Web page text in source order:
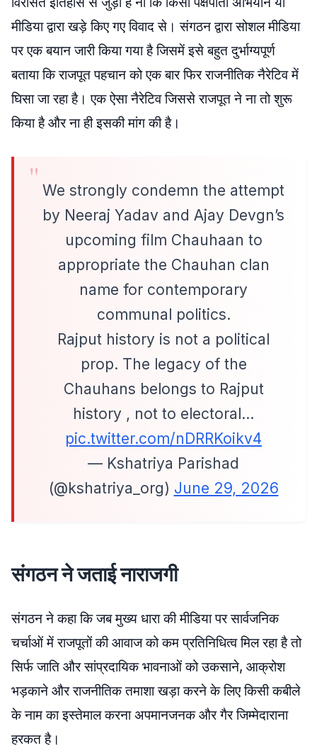
मीडिया द्वारा खड़े किए गए विवाद से। संगठन द्वारा सोशल मीडिया
पर एक बयान जारी किया गया है जिसमें इसे बहुत दुर्भाग्यपूर्ण
बताया कि राजपूत पहचान को एक बार फिर राजनीतिक नैरेटिव में
घिसा जा रहा है। एक ऐसा नैरेटिव जिससे राजपूत ने ना तो शुरू
किया है और ना ही इसकी मांग की है।
We strongly condemn the attempt
by Neeraj Yadav and Ajay Devgn’s
upcoming film Chauhaan to
appropriate the Chauhan clan
name for contemporary
communal politics.
Rajput history is not a political
prop. The legacy of the
Chauhans belongs to Rajput
history , not to electoral…
pic.twitter.com/nDRRKoikv4
— Kshatriya Parishad
(@kshatriya_org) June 29, 2026
संगठन ने जताई नाराजगी
संगठन ने कहा कि जब मुख्य धारा की मीडिया पर सार्वजनिक
चर्चाओं में राजपूतों की आवाज को कम प्रतिनिधित्व मिल रहा है तो
सिर्फ जाति और सांप्रदायिक भावनाओं को उकसाने, आक्रोश
भड़काने और राजनीतिक तमाशा खड़ा करने के लिए किसी कबीले
के नाम का इस्तेमाल करना अपमानजनक और गैर जिम्मेदाराना
हरकत है।